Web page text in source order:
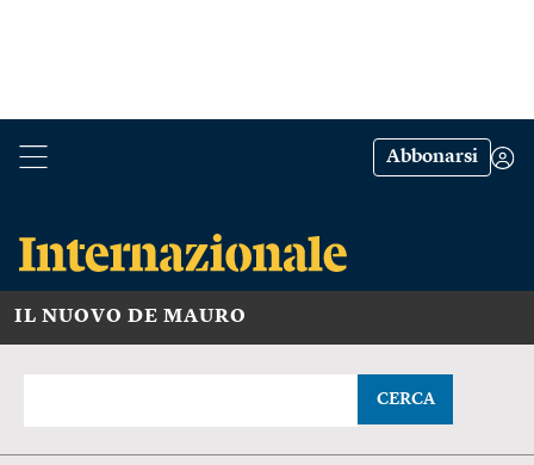
Abbonarsi
IL NUOVO DE MAURO
CERCA